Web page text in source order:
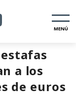
MENÚ
a los
de euros